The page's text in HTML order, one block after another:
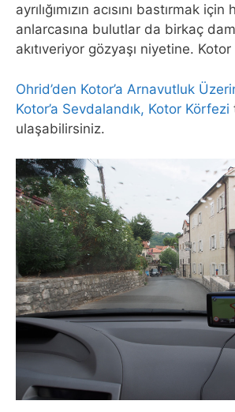
ayrılığımızın acısını bastırmak
anlarcasına bulutlar da birkaç
akıtıveriyor gözyaşı niyetine. Kotor
Ohrid’den Kotor’a Arnavutluk
Kotor’a Sevdalandık, Kotor Körfezi
ulaşabilirsiniz.